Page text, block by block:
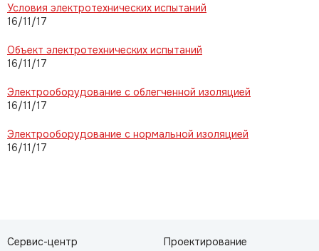
Условия электротехнических испытаний
16/11/17
Объект электротехнических испытаний
16/11/17
Электрооборудование с облегченной изоляцией
16/11/17
Электрооборудование с нормальной изоляцией
16/11/17
Сервис-центр
Проектирование